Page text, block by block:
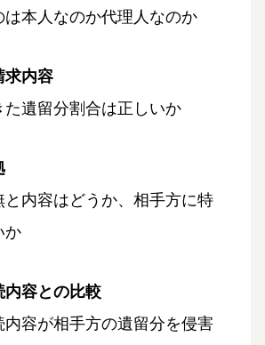
は本人なのか代理人なのか
求内容
遺留分割合は正しいか
内容はどうか、相手方に特
か
内容との比較
容が相手方の遺留分を侵害